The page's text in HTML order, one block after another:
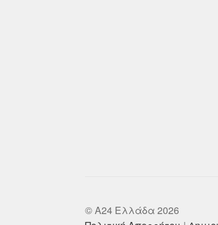
© A24 Ελλάδα 2026